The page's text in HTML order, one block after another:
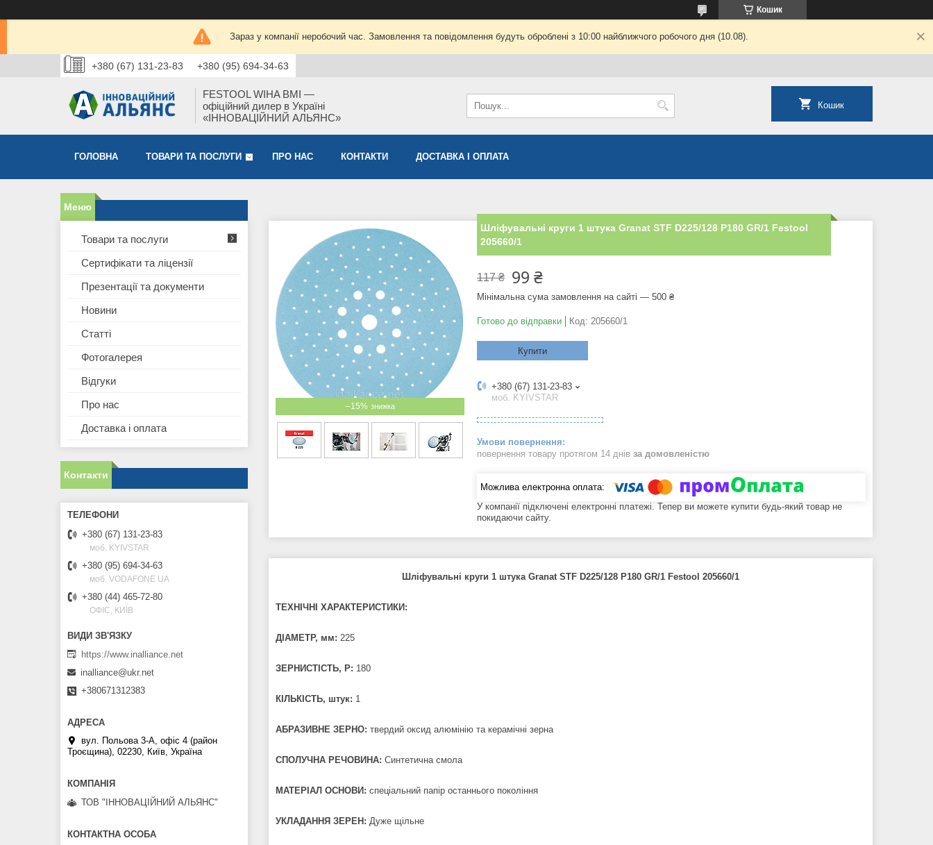
Кошик
Зараз у компанії неробочий час. Замовлення та повідомлення будуть оброблені з 10:00 найближчого робочого дня (10.08).
+380 (67) 131-23-83 +380 (95) 694-34-63
FESTOOL WIHA BMI —
офіційний дилер в Україні
«ІННОВАЦІЙНИЙ АЛЬЯНС»
Кошик
ГОЛОВНА ТОВАРИ ТА ПОСЛУГИ ПРО НАС КОНТАКТИ ДОСТАВКА І ОПЛАТА
–15%
Шліфувальні круги 1 штука Granat STF D225/128 P180 GR/1 Festool
205660/1
117 ₴ 99 ₴
Мінімальна сума замовлення на сайті — 500 ₴
Готово до відправки Код: 205660/1
Купити
+380 (67) 131-23-83
моб. KYIVSTAR
повернення товару протягом 14 днів за домовленістю
У компанії підключені електронні платежі. Тепер ви можете купити будь-який товар не
покидаючи сайту.
Шліфувальні круги 1 штука Granat STF D225/128 P180 GR/1 Festool 205660/1
ТЕХНІЧНІ ХАРАКТЕРИСТИКИ:
ДІАМЕТР, мм: 225
ЗЕРНИСТІСТЬ, Р: 180
КІЛЬКІСТЬ, штук: 1
АБРАЗИВНЕ ЗЕРНО: твердий оксид алюмінію та керамічні зерна
СПОЛУЧНА РЕЧОВИНА: Синтетична смола
МАТЕРІАЛ ОСНОВИ: спеціальний папір останнього покоління
УКЛАДАННЯ ЗЕРЕН: Дуже щільне
Товари та послуги
Сертифікати та ліцензії
Презентації та документи
Новини
Статті
Фотогалерея
Відгуки
Про нас
Доставка і оплата
Контакти
+380 (67) 131-23-83
моб. KYIVSTAR
+380 (95) 694-34-63
моб. VODAFONE UA
+380 (44) 465-72-80
ОФІС, КИЇВ
https://www.inalliance.net
inalliance@ukr.net
+380671312383
вул. Польова 3-А, офіс 4 (район
Троєщина), 02230, Київ, Україна
ТОВ "ІННОВАЦІЙНИЙ АЛЬЯНС"